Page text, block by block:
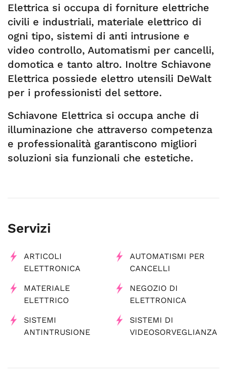
Elettrica si occupa di forniture elettriche
civili e industriali, materiale elettrico di
ogni tipo, sistemi di anti intrusione e
video controllo, Automatismi per cancelli,
domotica e tanto altro. Inoltre Schiavone
Elettrica possiede elettro utensili DeWalt
per i professionisti del settore.
Schiavone Elettrica si occupa anche di
illuminazione che attraverso competenza
e professionalità garantiscono migliori
soluzioni sia funzionali che estetiche.
Servizi
ARTICOLI
ELETTRONICA
AUTOMATISMI PER
CANCELLI
MATERIALE
ELETTRICO
NEGOZIO DI
ELETTRONICA
SISTEMI
ANTINTRUSIONE
SISTEMI DI
VIDEOSORVEGLIANZA